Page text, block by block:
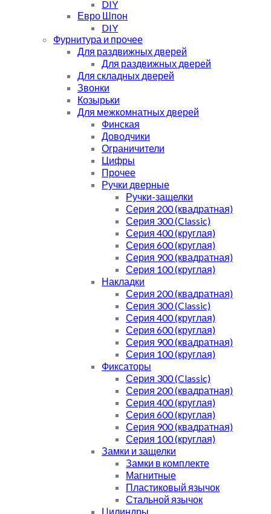
DIY
Евро Шпон
DIY
Фурнитура и прочее
Для раздвижных дверей
Для раздвижных дверей
Для складных дверей
Звонки
Козырьки
Для межкомнатных дверей
Финская
Доводчики
Ограничители
Цифры
Прочее
Ручки дверные
Ручки-защелки
Серия 200 (квадратная)
Серия 300 (Classic)
Серия 400 (круглая)
Серия 600 (круглая)
Серия 900 (квадратная)
Серия 100 (круглая)
Накладки
Серия 200 (квадратная)
Серия 300 (Classic)
Серия 400 (круглая)
Серия 600 (круглая)
Серия 900 (квадратная)
Серия 100 (круглая)
Фиксаторы
Серия 300 (Classic)
Серия 200 (квадратная)
Серия 400 (круглая)
Серия 600 (круглая)
Серия 900 (квадратная)
Серия 100 (круглая)
Замки и защелки
Замки в комплекте
Магнитные
Пластиковый язычок
Стальной язычок
Цилиндры